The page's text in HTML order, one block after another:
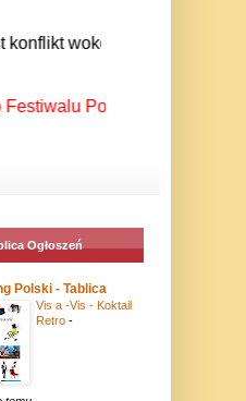
wokół
Polonijnych
Ogłoszeń
Polski - Tablica
Vis a -Vis - Koktail
Retro -